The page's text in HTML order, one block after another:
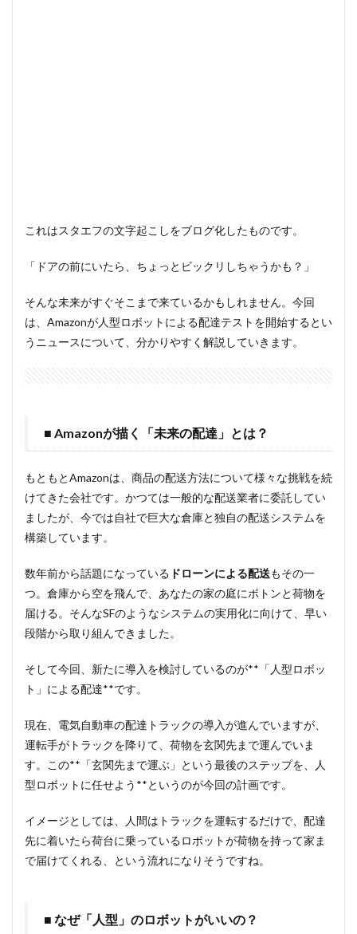
これはスタエフの文字起こしをブログ化したものです。
「ドアの前にいたら、ちょっとビックリしちゃうかも？」
そんな未来がすぐそこまで来ているかもしれません。今回
は、Amazonが人型ロボットによる配達テストを開始するとい
うニュースについて、分かりやすく解説していきます。
■ Amazonが描く「未来の配達」とは？
もともとAmazonは、商品の配送方法について様々な挑戦を続
けてきた会社です。かつては一般的な配送業者に委託してい
ましたが、今では自社で巨大な倉庫と独自の配送システムを
構築しています。
数年前から話題になっている ドローンによる配送もその一
つ。倉庫から空を飛んで、あなたの家の庭にポトンと荷物を
届ける。そんなSFのようなシステムの実用化に向けて、早い
段階から取り組んできました。
そして今回、新たに導入を検討しているのが**「人型ロボッ
ト」による配達**です。
現在、電気自動車の配達トラックの導入が進んでいますが、
運転手がトラックを降りて、荷物を玄関先まで運んでいま
す。この**「玄関先まで運ぶ」という最後のステップを、人
型ロボットに任せよう**というのが今回の計画です。
イメージとしては、人間はトラックを運転するだけで、配達
先に着いたら荷台に乗っているロボットが荷物を持って家ま
で届けてくれる、という流れになりそうですね。
■ なぜ「人型」のロボットがいいの？